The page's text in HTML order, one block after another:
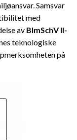
Samsvar
med
av BlmSchV II-
teknologiske
på